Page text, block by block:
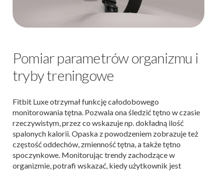
Pomiar parametrów organizmu i
tryby treningowe
Fitbit Luxe otrzymał funkcję całodobowego
monitorowania tętna. Pozwala ona śledzić tętno w czasie
rzeczywistym, przez co wskazuje np. dokładną ilość
spalonych kalorii. Opaska z powodzeniem zobrazuje też
częstość oddechów, zmienność tętna, a także tętno
spoczynkowe. Monitorując trendy zachodzące w
organizmie, potrafi wskazać, kiedy użytkownik jest